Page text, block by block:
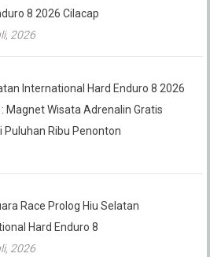
8 2026 Cilacap
2026
International Hard Enduro 8 2026
Magnet Wisata Adrenalin Gratis
Puluhan Ribu Penonton
Race Prolog Hiu Selatan
Hard Enduro 8
2026